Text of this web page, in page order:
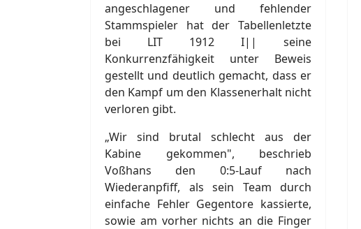
angeschlagener und fehlender
Stammspieler hat der Tabellenletzte
bei LIT 1912 I|| seine
Konkurrenzfähigkeit unter Beweis
gestellt und deutlich gemacht, dass er
den Kampf um den Klassenerhalt nicht
verloren gibt.
„Wir sind brutal schlecht aus der
Kabine gekommen", beschrieb
Voßhans den 0:5-Lauf nach
Wiederanpfiff, als sein Team durch
einfache Fehler Gegentore kassierte,
sowie am vorher nichts an die Finger